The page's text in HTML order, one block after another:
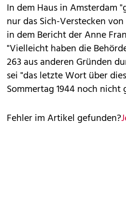
In dem Haus in Amsterdam
nur das Sich-Verstecken
in dem Bericht der Anne
"Vielleicht haben die
263 aus anderen Gründen
sei "das letzte Wort über
Sommertag 1944 noch nicht
Fehler im Artikel gefunden?